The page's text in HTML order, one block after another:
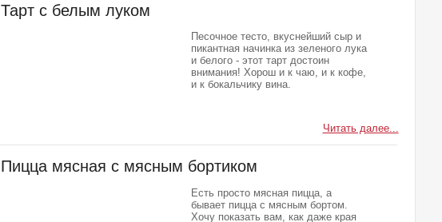
Тарт с белым луком
Песочное тесто, вкуснейший сыр и
пикантная начинка из зеленого лука
и белого - этот тарт достоин
внимания! Хорош и к чаю, и к кофе,
и к бокальчику вина.
Читать далее...
Пицца мясная с мясным бортиком
Есть просто мясная пицца, а
бывает пицца с мясным бортом.
Хочу показать вам, как даже края